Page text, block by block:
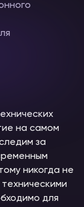
на самом
за
никогда не
для